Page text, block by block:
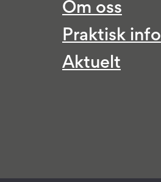
Om oss
Praktisk info
Aktuelt